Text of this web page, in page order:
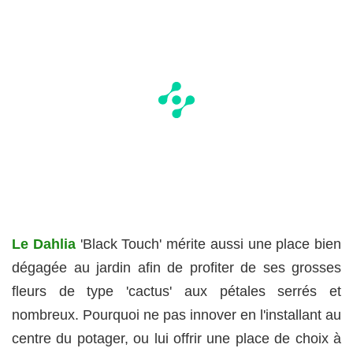
Le Dahlia'Black Touch' mérite aussi une place bien
dégagée au jardin afin de profiter de ses grosses
fleurs de type 'cactus' aux pétales serrés et
nombreux. Pourquoi ne pas innover en l'installant au
centre du potager, ou lui offrir une place de choix à